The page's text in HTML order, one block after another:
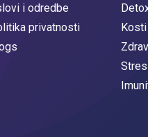
i odredbe
privatnosti
Stres